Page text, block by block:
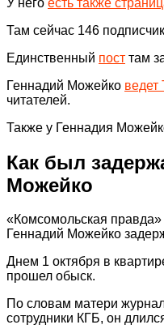
Там сейчас 146
Единственный пост там
Геннадий Можейко ведет
читателей.
Также у Геннадия
Как был
Можейко
«Комсомольская правда»
Геннадий Можейко
Днем 1 октября в
прошел обыск.
По словам матери
сотрудники КГБ, он